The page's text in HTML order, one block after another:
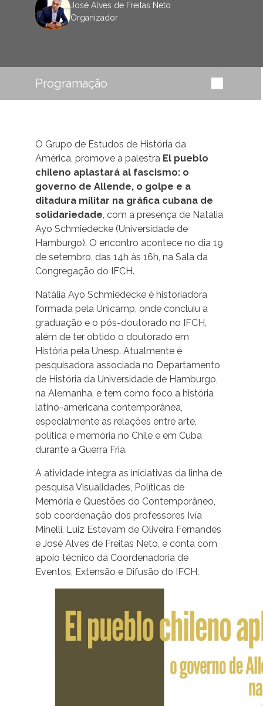
José Alves de Freitas Neto
Organizador
Programação
O Grupo de Estudos de História da
América, promove a palestraEl pueblo
chileno aplastará al fascismo: o
governo de Allende, o golpe e a
ditadura militar na gráfica cubana de
solidariedade, com a presença de Natalia
Ayo Schmiedecke (Universidade de
Hamburgo). O encontro acontece no dia 19
de setembro, das 14h às 16h, na Sala da
Congregação do IFCH.
Natália Ayo Schmiedecke é historiadora
formada pela Unicamp, onde concluiu a
graduação e o pós-doutorado no IFCH,
além de ter obtido o doutorado em
História pela Unesp. Atualmente é
pesquisadora associada no Departamento
de História da Universidade de Hamburgo,
na Alemanha, e tem como foco a história
latino-americana contemporânea,
especialmente as relações entre arte,
política e memória no Chile e em Cuba
durante a Guerra Fria.
A atividade integra as iniciativas da linha de
pesquisa Visualidades, Políticas de
Memória e Questões do Contemporâneo,
sob coordenação dos professores Ivía
Minelli, Luiz Estevam de Oliveira Fernandes
e José Alves de Freitas Neto, e conta com
apoio técnico da Coordenadoria de
Eventos, Extensão e Difusão do IFCH.